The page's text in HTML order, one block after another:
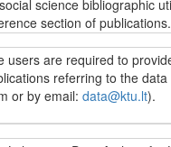
(metaduomenis,
bei kitą su
„Creative Commons“ 4.0
(CC BY-SA 4.0).
prieiga,
Įspėjama, kad
atitinkamą
science bibliographic
section of publications.
parengtose LiDA
išnašose ar literatūros
users are required to
referring to the
or by email: data@ktu.lt).